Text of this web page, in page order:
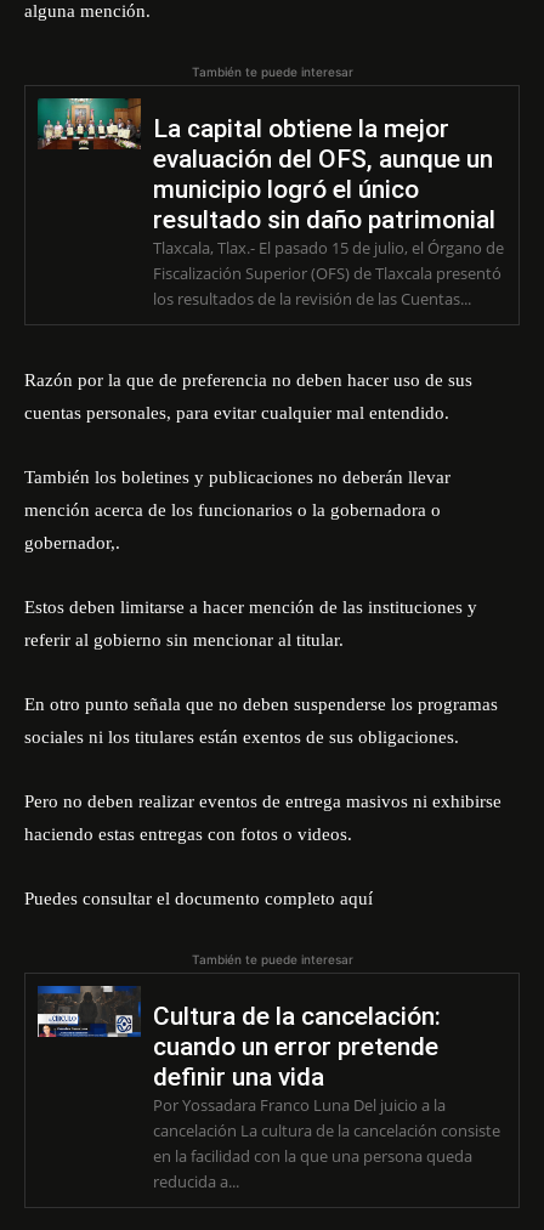
alguna mención.
También te puede interesar
La capital obtiene la mejor
evaluación del OFS, aunque un
municipio logró el único
resultado sin daño patrimonial
Tlaxcala, Tlax.- El pasado 15 de julio, el Órgano de
Fiscalización Superior (OFS) de Tlaxcala presentó
los resultados de la revisión de las Cuentas...
Razón por la que de preferencia no deben hacer uso de sus
cuentas personales, para evitar cualquier mal entendido.
También los boletines y publicaciones no deberán llevar
mención acerca de los funcionarios o la gobernadora o
gobernador,.
Estos deben limitarse a hacer mención de las instituciones y
referir al gobierno sin mencionar al titular.
En otro punto señala que no deben suspenderse los programas
sociales ni los titulares están exentos de sus obligaciones.
Pero no deben realizar eventos de entrega masivos ni exhibirse
haciendo estas entregas con fotos o videos.
Puedes consultar el documento completo aquí
También te puede interesar
Cultura de la cancelación:
cuando un error pretende
definir una vida
Por Yossadara Franco Luna Del juicio a la
cancelación La cultura de la cancelación consiste
en la facilidad con la que una persona queda
reducida a...